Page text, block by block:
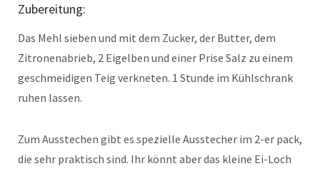
Zubereitung:
Das Mehl sieben und mit dem Zucker, der Butter, dem
Zitronenabrieb, 2 Eigelben und einer Prise Salz zu einem
geschmeidigen Teig verkneten. 1 Stunde im Kühlschrank
ruhen lassen.
Zum Ausstechen gibt es spezielle Ausstecher im 2-er pack,
die sehr praktisch sind. Ihr könnt aber das kleine Ei-Loch